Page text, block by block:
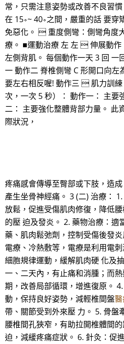
常，只需注意姿勢或改善不良習
在 15∘~ 40∘之間，嚴重的話 要穿
免惡化。  重度側彎：側彎角度
療。 ■運動治療 左 左  伸展動
左側背肌。 每個動作一天 3 回 一
一 動作二 脊椎側彎 C 形開口向
要左右相反喔! 動作三  肌力訓
次，一次 5 秒）： 動作一： 主要
二： 主要強化整體背部力量。 此
際狀況，
疼痛感會傳導至臀部或下肢，造
產生坐骨神經痛。 3 (二) 治療：
放鬆，促進受傷肌肉修復，降低
的壓 迫及發炎。 2. 藥物治療：適
藥、肌肉鬆弛劑，控制受傷後發
電療、冷熱敷等，電療是利用電刺
細胞規律運動，緩解肌肉硬 化及
一、二天內，有止痛和消腫；而
期，改善局部循環，增進復原。
動，保持良好姿勢，減輕椎間盤
帶、關節受到外來壓 力。 5. 骨盤
腰椎間孔狹窄，有助拉開椎體間
迫，減緩疼痛症狀。 6. 針灸：促